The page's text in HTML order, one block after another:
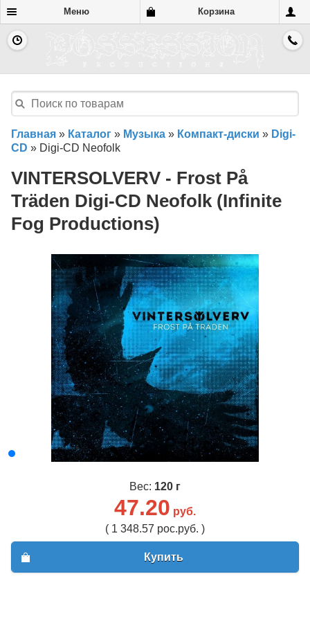
Меню Корзина
Главная » Каталог » Музыка » Компакт-диски » Digi-
CD » Digi-CD Neofolk
VINTERSOLVERV - Frost På
Träden Digi-CD Neofolk (Infinite
Fog Productions)
Вес: 120 г
47.20 руб.
( 1 348.57 рос.руб. )
Купить